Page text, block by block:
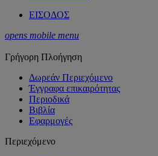
ΕΙΣΟΔΟΣ
opens mobile menu
Γρήγορη Πλοήγηση
Δωρεάν Περιεχόμενο
Έγγραφα επικαιρότητας
Περιοδικά
Βιβλία
Εφαρμογές
Περιεχόμενο